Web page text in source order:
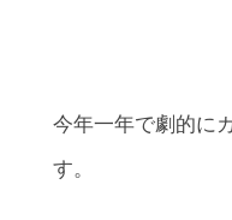
今年一年で劇的に
す。